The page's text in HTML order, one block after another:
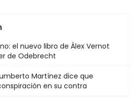
el nuevo libro de Álex Vernot
de Odebrecht
Martínez dice que
en su contra